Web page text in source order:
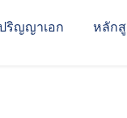
ริญญาเอก หลัก